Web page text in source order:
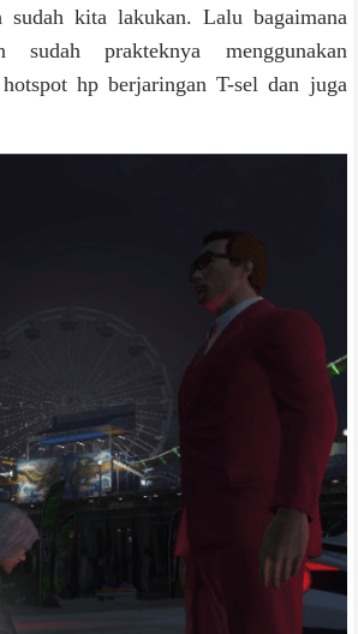
sudah kita lakukan. Lalu bagaimana
sudah prakteknya menggunakan
hp berjaringan T-sel dan juga